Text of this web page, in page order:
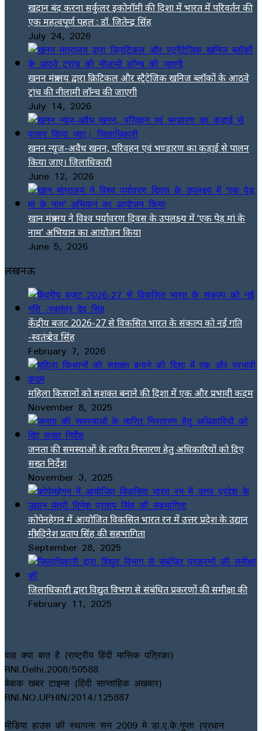
खदान बंद करना सर्कुलर इकोनॉमी की दिशा में भारत में परिवर्तन की
एक महत्वपूर्ण पहल : डॉ. जितेन्द्र सिंह
July 24, 2026
खनन मंत्रालय द्वारा क्रिटिकल और स्ट्रैटेजिक खनिज ब्लॉकों के आठवे
ट्रांच की नीलामी लॉन्च की जाएगी
July 14, 2026
खनन न्यूज-अवैध खनन, परिवहन एवं भण्डारण का कड़ाई से पालन
किया जाए। जिलाधिकारी
June 12, 2026
खान मंत्रालय ने विश्व पर्यावरण दिवस के उपलक्ष्य में ‘एक पेड़ मां के
नाम’ अभियान का आयोजन किया
June 5, 2026
लखनऊ
केंद्रीय बजट 2026-27 से विकसित भारत के संकल्प को नई गति
-स्वतंत्र देव सिंह
February 7, 2026
महिला किसानों को सशक्त बनाने की दिशा में एक और प्रभावी कदम
November 8, 2025
जनता की समस्याओं के त्वरित निस्तारण हेतु अधिकारियों को दिए
सख्त निर्देश
November 3, 2025
कोपेनहेगन में आयोजित विकसित भारत रन में उत्तर प्रदेश के उद्यान
मंत्री दिनेश प्रताप सिंह की सहभागिता
September 28, 2025
जिलाधिकारी द्वारा विद्युत विभाग से संबंधित प्रकरणों की समीक्षा की
February 11, 2025
वाह क्या बात है (राष्ट्रीय हिंदी मासिक पत्रिका)
RNI.Delhi.2008/50588
बेबाक खबर टाइम्स (हिंदी साप्ताहिक अखबार)
RNI.NO.UPHIN/2014/125887
मीडिया हाउस की स्थापना सन 2009 मे डा.ए.के.गुप्ता (प्रधान